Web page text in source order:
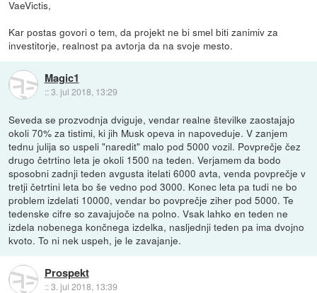
VaeVictis,
Kar postas govori o tem, da projekt ne bi smel biti zanimiv za
investitorje, realnost pa avtorja da na svoje mesto.
Magic1
::3. jul 2018, 13:29
Seveda se prozvodnja dviguje, vendar realne številke zaostajajo
okoli 70% za tistimi, ki jih Musk opeva in napoveduje. V zanjem
tednu julija so uspeli "naredit" malo pod 5000 vozil. Povprečje čez
drugo četrtino leta je okoli 1500 na teden. Verjamem da bodo
sposobni zadnji teden avgusta itelati 6000 avta, venda povprečje v
tretji četrtini leta bo še vedno pod 3000. Konec leta pa tudi ne bo
problem izdelati 10000, vendar bo povprečje ziher pod 5000. Te
tedenske cifre so zavajujoče na polno. Vsak lahko en teden ne
izdela nobenega končnega izdelka, nasljednji teden pa ima dvojno
kvoto. To ni nek uspeh, je le zavajanje.
Prospekt
::3. jul 2018, 13:39